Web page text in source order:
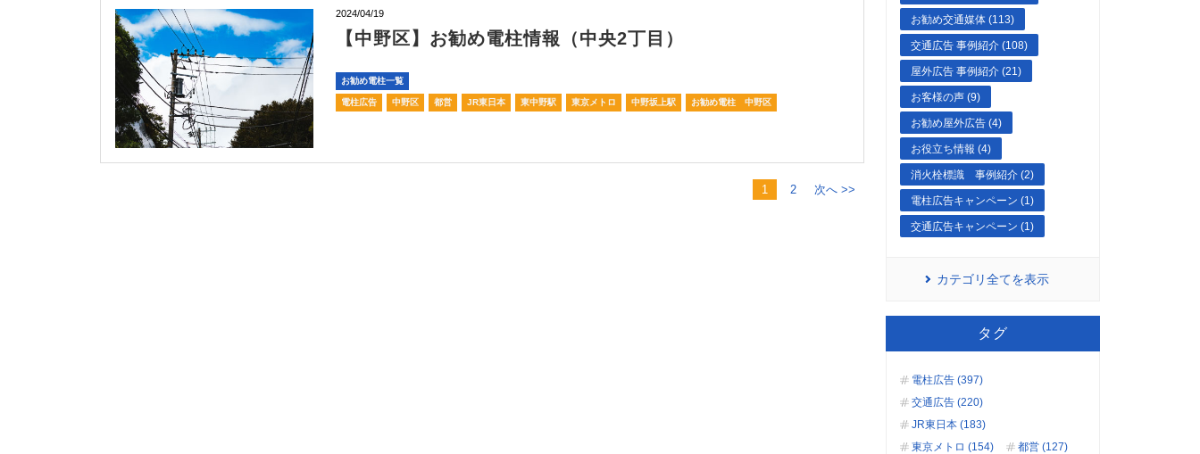
2024/04/19
【中野区】お勧め電柱情報（中央2丁目）
お勧め電柱一覧
電柱広告 中野区 都営 JR東日本 東中野駅 東京メトロ 中野坂上駅 お勧め電柱 中野区
1 2 次へ >>
お勧め交通媒体 (113)
交通広告 事例紹介 (108)
屋外広告 事例紹介 (21)
お客様の声 (9)
お勧め屋外広告 (4)
お役立ち情報 (4)
消火栓標識 事例紹介 (2)
電柱広告キャンペーン (1)
交通広告キャンペーン (1)
カテゴリ全てを表示
タグ
電柱広告 (397)
交通広告 (220)
JR東日本 (183)
東京メトロ (154)
都営 (127)